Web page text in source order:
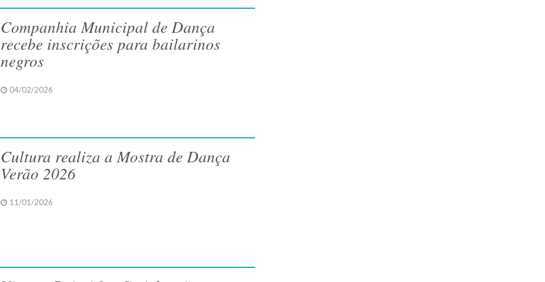
Companhia Municipal de Dança
recebe inscrições para bailarinos
negros
04/02/2026
Cultura realiza a Mostra de Dança
Verão 2026
11/01/2026